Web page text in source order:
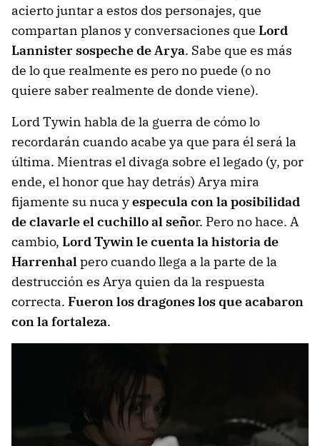
acierto juntar a estos dos personajes, que
compartan planos y conversaciones que Lord
Lannister sospeche de Arya. Sabe que es más
de lo que realmente es pero no puede (o no
quiere saber realmente de donde viene).
Lord Tywin habla de la guerra de cómo lo
recordarán cuando acabe ya que para él será la
última. Mientras el divaga sobre el legado (y, por
ende, el honor que hay detrás) Arya mira
fijamente su nuca yespecula con la posibilidad
de clavarle el cuchillo al señor. Pero no hace. A
cambio, Lord Tywin le cuenta la historia de
Harrenhalpero cuando llega a la parte de la
destrucción es Arya quien da la respuesta
correcta. Fueron los dragones los que acabaron
con la fortaleza.